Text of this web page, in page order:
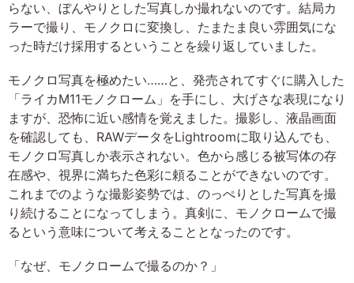
らない、ぼんやりとした写真しか撮れないのです。結局カ
ラーで撮り、モノクロに変換し、たまたま良い雰囲気にな
った時だけ採用するということを繰り返していました。
モノクロ写真を極めたい……と、発売されてすぐに購入した
「ライカM11モノクローム」を手にし、大げさな表現になり
ますが、恐怖に近い感情を覚えました。撮影し、液晶画面
を確認しても、RAWデータをLightroomに取り込んでも、
モノクロ写真しか表示されない。色から感じる被写体の存
在感や、視界に満ちた色彩に頼ることができないのです。
これまでのような撮影姿勢では、のっぺりとした写真を撮
り続けることになってしまう。真剣に、モノクロームで撮
るという意味について考えることとなったのです。
「なぜ、モノクロームで撮るのか？」